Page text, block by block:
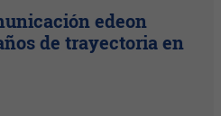
edeon
de trayectoria en